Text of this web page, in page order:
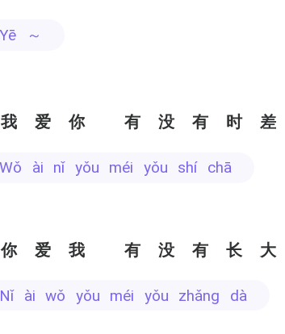
yē ～
我爱你 有没有时差
wǒ ài nǐ yǒu méi yǒu shí chā
你爱我 有没有长大
nǐ ài wǒ yǒu méi yǒu zhǎng dà